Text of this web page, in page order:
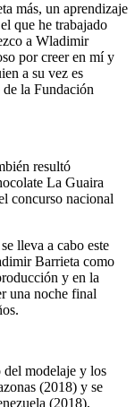
más, un aprendizaje
que he trabajado
a Wladimir
por creer en mí y
a su vez es
la Fundación
resultó
La Guaira
concurso nacional
lleva a cabo este
Barrieta como
y en la
una noche final
modelaje y los
(2018) y se
(2018),